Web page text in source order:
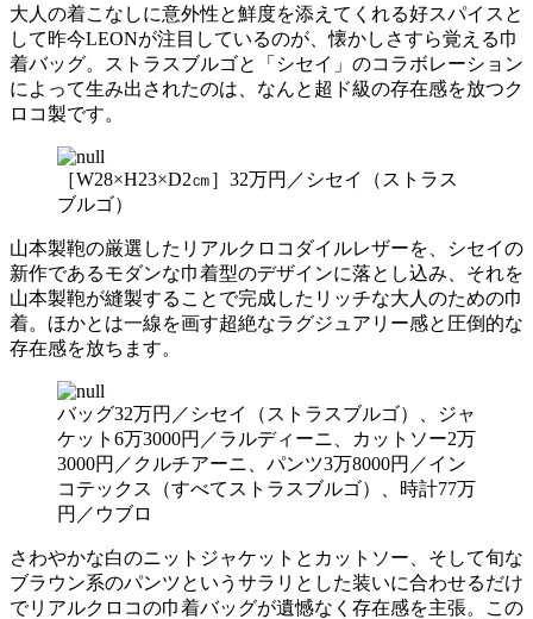
大人の着こなしに意外性と鮮度を添えてくれる好スパイスと
して昨今LEONが注目しているのが、懐かしさすら覚える巾
着バッグ。ストラスブルゴと「シセイ」のコラボレーション
によって生み出されたのは、なんと超ド級の存在感を放つク
ロコ製です。
［W28×H23×D2㎝］32万円／シセイ（ストラス
ブルゴ）
山本製鞄の厳選したリアルクロコダイルレザーを、シセイの
新作であるモダンな巾着型のデザインに落とし込み、それを
山本製鞄が縫製することで完成したリッチな大人のための巾
着。ほかとは一線を画す超絶なラグジュアリー感と圧倒的な
存在感を放ちます。
バッグ32万円／シセイ（ストラスブルゴ）、ジャ
ケット6万3000円／ラルディーニ、カットソー2万
3000円／クルチアーニ、パンツ3万8000円／イン
コテックス（すべてストラスブルゴ）、時計77万
円／ウブロ
さわやかな白のニットジャケットとカットソー、そして旬な
ブラウン系のパンツというサラリとした装いに合わせるだけ
でリアルクロコの巾着バッグが遺憾なく存在感を主張。この